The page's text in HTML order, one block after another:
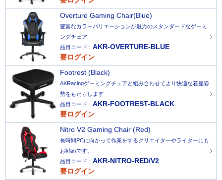
Overture Gaming Chair(Blue)
豊富なカラーバリエーションが魅力のスタンダードなゲーミ
ングチェア
品目コード： AKR-OVERTURE-BLUE
要ログイン
Footrest (Black)
AKRacingゲーミングチェアと組み合わせてより快適な着座姿
勢をもたらします
品目コード： AKR-FOOTREST-BLACK
要ログイン
Nitro V2 Gaming Chair (Red)
長時間PCに向かって作業をするクリエイターやライターにも
お勧めです。
品目コード： AKR-NITRO-RED/V2
要ログイン